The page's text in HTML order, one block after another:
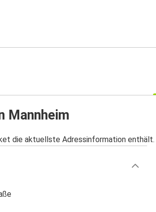
Mannheim
die aktuellste Adressinformation enthält.